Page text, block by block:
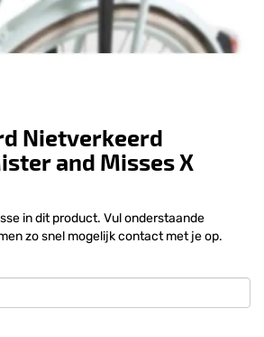
Nietverkeerd
and Misses X
in dit product. Vul onderstaande
zo snel mogelijk contact met je op.